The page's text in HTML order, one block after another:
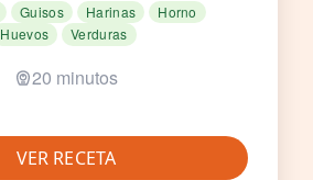
Guisos Harinas
Horno
Huevos
Verduras
20 minutos
VER RECETA